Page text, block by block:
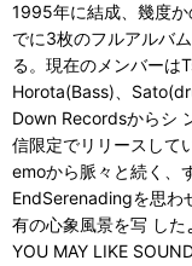
1995年に結成、幾度
でに3枚のフルアルバ
る。現在のメンバーは
Horota(Bass)、
Down Recordsからシ
信限定でリリースして
emoから脈々と続く、
EndSerenadingを思わ
有の心象風景を写 した
YOU MAY LIKE